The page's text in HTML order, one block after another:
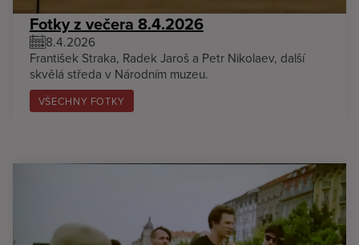
Fotky z večera 8.4.2026
8.4.2026
František Straka, Radek Jaroš a Petr Nikolaev, další
skvělá středa v Národním muzeu.
VŠECHNY FOTKY